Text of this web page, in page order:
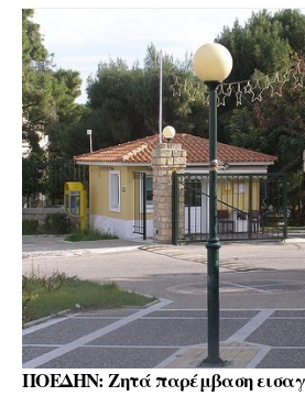
ΠΟΕΔΗΝ: Ζητά παρέμβαση